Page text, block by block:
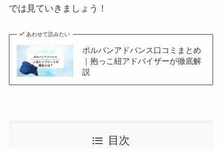
では見ていきましょう！
あわせて読みたい
ポルバンアドバンス口コミまとめ
｜抱っこ紐アドバイザーが徹底解
説
目次